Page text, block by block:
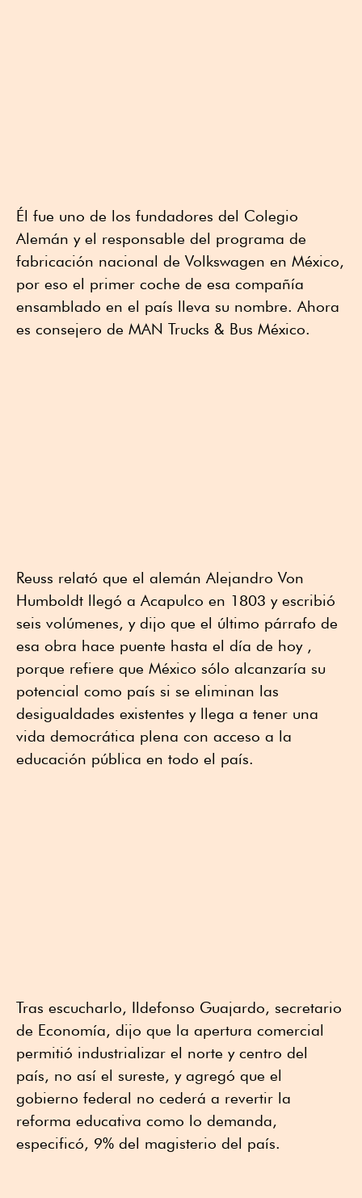
Él fue uno de los fundadores del Colegio
Alemán y el responsable del programa de
fabricación nacional de Volkswagen en México,
por eso el primer coche de esa compañía
ensamblado en el país lleva su nombre. Ahora
es consejero de MAN Trucks & Bus México.
Reuss relató que el alemán Alejandro Von
Humboldt llegó a Acapulco en 1803 y escribió
seis volúmenes, y dijo que el último párrafo de
esa obra hace puente hasta el día de hoy ,
porque refiere que México sólo alcanzaría su
potencial como país si se eliminan las
desigualdades existentes y llega a tener una
vida democrática plena con acceso a la
educación pública en todo el país.
Tras escucharlo, Ildefonso Guajardo, secretario
de Economía, dijo que la apertura comercial
permitió industrializar el norte y centro del
país, no así el sureste, y agregó que el
gobierno federal no cederá a revertir la
reforma educativa como lo demanda,
especificó, 9% del magisterio del país.